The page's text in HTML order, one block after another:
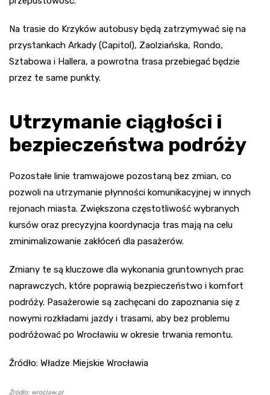
Na trasie do Krzyków autobusy będą zatrzymywać się na
przystankach Arkady (Capitol), Zaolziańska, Rondo,
Sztabowa i Hallera, a powrotna trasa przebiegać będzie
przez te same punkty.
Utrzymanie ciągłości i
bezpieczeństwa podróży
Pozostałe linie tramwajowe pozostaną bez zmian, co
pozwoli na utrzymanie płynności komunikacyjnej w innych
rejonach miasta. Zwiększona częstotliwość wybranych
kursów oraz precyzyjna koordynacja tras mają na celu
zminimalizowanie zakłóceń dla pasażerów.
Zmiany te są kluczowe dla wykonania gruntownych prac
naprawczych, które poprawią bezpieczeństwo i komfort
podróży. Pasażerowie są zachęcani do zapoznania się z
nowymi rozkładami jazdy i trasami, aby bez problemu
podróżować po Wrocławiu w okresie trwania remontu.
Źródło: Władze Miejskie Wrocławia
Źródło: wroclaw.pl